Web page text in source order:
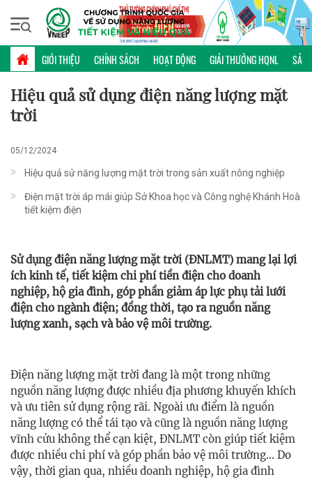
GIỚI THIỆU CHÍNH SÁCH HOẠT ĐỘNG GIẢI THƯỞNG HQNL SẢN
Thứ năm, 06/08/2026 | 14:57 GMT+7
PHỔ BIẾN KIẾN THỨC
Hiệu quả sử dụng điện năng lượng mặt
trời
05/12/2024
Hiệu quả sử năng lượng mặt trời trong sản xuất nông nghiệp
Điện mặt trời áp mái giúp Sở Khoa học và Công nghệ Khánh Hoà
tiết kiệm điện
Sử dụng điện năng lượng mặt trời (ĐNLMT) mang lại lợi
ích kinh tế, tiết kiệm chi phí tiền điện cho doanh
nghiệp, hộ gia đình, góp phần giảm áp lực phụ tải lưới
điện cho ngành điện; đồng thời, tạo ra nguồn năng
lượng xanh, sạch và bảo vệ môi trường.
Điện năng lượng mặt trời đang là một trong những
nguồn năng lượng được nhiều địa phương khuyến khích
và ưu tiên sử dụng rộng rãi. Ngoài ưu điểm là nguồn
năng lượng có thể tái tạo và cũng là nguồn năng lượng
vĩnh cửu không thể cạn kiệt, ĐNLMT còn giúp tiết kiệm
được nhiều chi phí và góp phần bảo vệ môi trường... Do
vậy, thời gian qua, nhiều doanh nghiệp, hộ gia đình